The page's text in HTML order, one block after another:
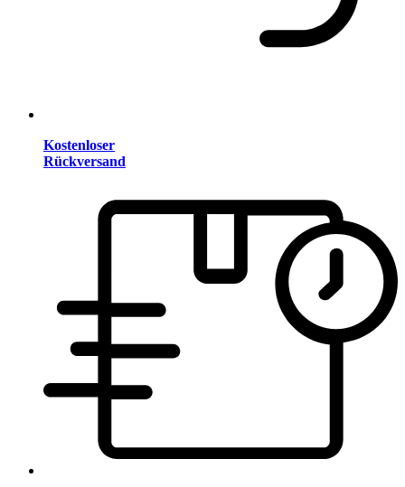
Kostenloser
Rückversand